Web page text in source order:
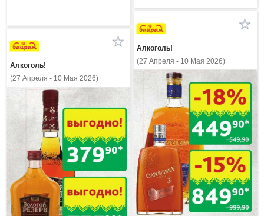
Алкоголь!
(27 Апреля - 10 Мая 2026)
Алкоголь!
(27 Апреля - 10 Мая 2026)